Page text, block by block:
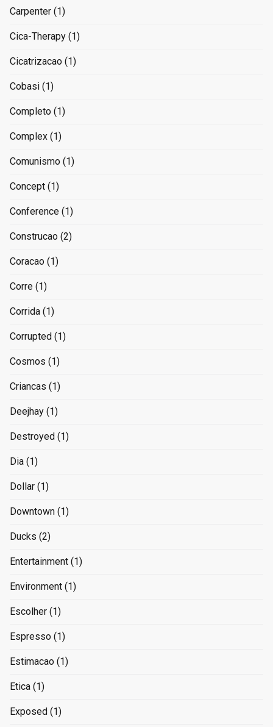
Carpenter (1)
Cica-Therapy (1)
Cicatrizacao (1)
Cobasi (1)
Completo (1)
Complex (1)
Comunismo (1)
Concept (1)
Conference (1)
Construcao (2)
Coracao (1)
Corre (1)
Corrida (1)
Corrupted (1)
Cosmos (1)
Criancas (1)
Deejhay (1)
Destroyed (1)
Dia (1)
Dollar (1)
Downtown (1)
Ducks (2)
Entertainment (1)
Environment (1)
Escolher (1)
Espresso (1)
Estimacao (1)
Etica (1)
Exposed (1)